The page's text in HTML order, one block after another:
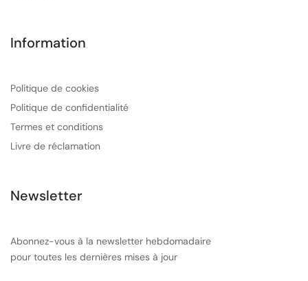
Information
Politique de cookies
Politique de confidentialité
Termes et conditions
Livre de réclamation
Newsletter
Abonnez-vous à la newsletter hebdomadaire
pour toutes les dernières mises à jour